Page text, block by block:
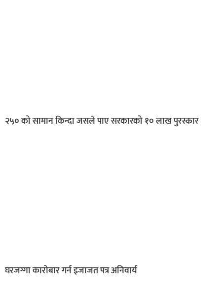
२५० को सामान किन्दा जसले पाए सरकारको १० लाख पुरस्कार
घरजग्गा कारोबार गर्न इजाजत पत्र अनिवार्य